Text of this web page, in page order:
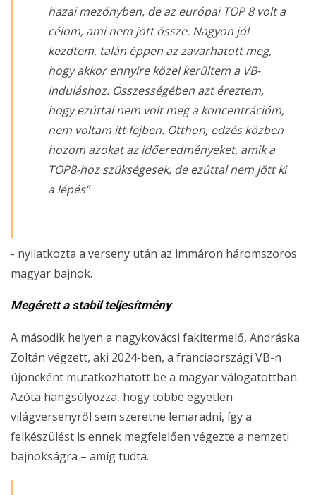
hazai mezőnyben, de az európai TOP 8 volt a
célom, ami nem jött össze. Nagyon jól
kezdtem, talán éppen az zavarhatott meg,
hogy akkor ennyire közel kerültem a VB-
induláshoz. Összességében azt éreztem,
hogy ezúttal nem volt meg a koncentrációm,
nem voltam itt fejben. Otthon, edzés közben
hozom azokat az időeredményeket, amik a
TOP8-hoz szükségesek, de ezúttal nem jött ki
a lépés”
- nyilatkozta a verseny után az immáron háromszoros
magyar bajnok.
Megérett a stabil teljesítmény
A második helyen a nagykovácsi fakitermelő, Andráska
Zoltán végzett, aki 2024-ben, a franciaországi VB-n
újoncként mutatkozhatott be a magyar válogatottban.
Azóta hangsúlyozza, hogy többé egyetlen
világversenyről sem szeretne lemaradni, így a
felkészülést is ennek megfelelően végezte a nemzeti
bajnokságra – amíg tudta.